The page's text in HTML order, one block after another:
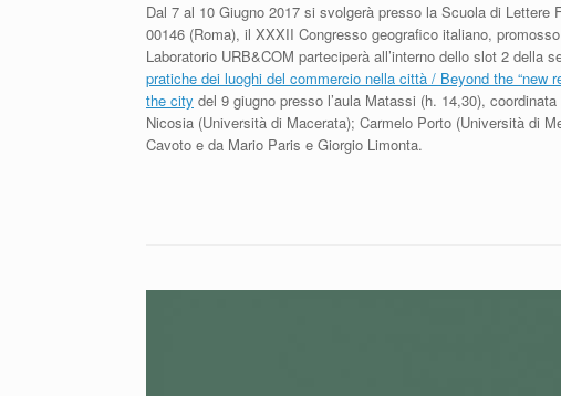
Dal 7 al 10 Giugno 2017 si svolgerà presso la Scuola di Lettere
00146 (Roma), il XXXII Congresso geografico italiano,
Laboratorio URB&COM parteciperà all’interno dello slot 2 della
pratiche dei luoghi del commercio nella città / Beyond the
the city del 9 giugno presso l’aula Matassi (h. 14,30),
Nicosia (Università di Macerata); Carmelo Porto (Università di
Cavoto e da Mario Paris e Giorgio Limonta.